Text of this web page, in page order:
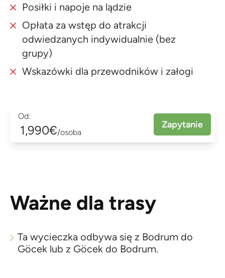
Posiłki i napoje na lądzie
Opłata za wstęp do atrakcji
odwiedzanych indywidualnie (bez
grupy)
Wskazówki dla przewodników i załogi
Od:
1,990€/osoba
Zapytanie
Ważne dla trasy
Ta wycieczka odbywa się z Bodrum do
Göcek lub z Göcek do Bodrum.